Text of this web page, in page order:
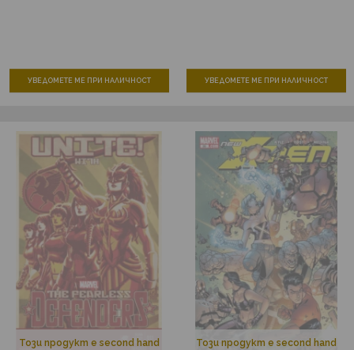
УВЕДОМЕТЕ МЕ ПРИ НАЛИЧНОСТ УВЕДОМЕТЕ МЕ ПРИ НАЛИЧНОСТ
Този продукт е second hand Този продукт е second hand